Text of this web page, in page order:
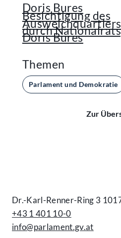
Doris Bures
Besichtigung des
durch
Doris Bures
Themen
Parlament und Demokratie
Zur
Dr.-Karl-Renner-Ring 3
+43 1 401 10-0
info@parlament.gv.at